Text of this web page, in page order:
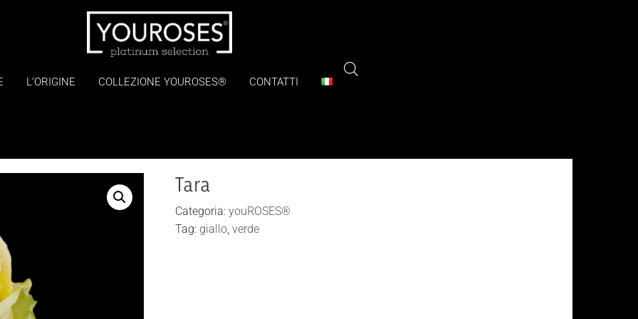
L’ORIGINE COLLEZIONE YOUROSES® CONTATTI
Tara
Categoria:youROSES®
Tag: giallo,verde